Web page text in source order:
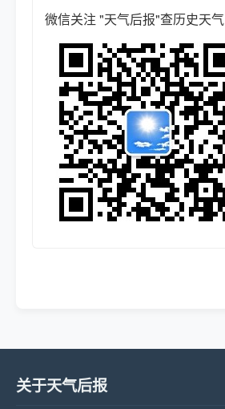
微信关注 "天气后报"查历史天气
关于天气后报